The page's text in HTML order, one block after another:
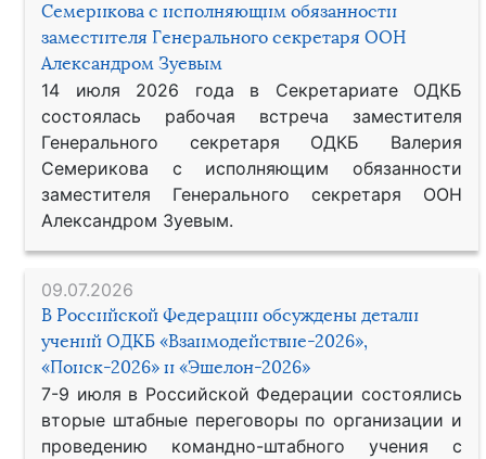
Семерикова с исполняющим обязанности
заместителя Генерального секретаря ООН
Александром Зуевым
14 июля 2026 года в Секретариате ОДКБ
состоялась рабочая встреча заместителя
Генерального секретаря ОДКБ Валерия
Семерикова с исполняющим обязанности
заместителя Генерального секретаря ООН
Александром Зуевым.
09.07.2026
В Российской Федерации обсуждены детали
учений ОДКБ «Взаимодействие-2026»,
«Поиск-2026» и «Эшелон-2026»
7-9 июля в Российской Федерации состоялись
вторые штабные переговоры по организации и
проведению командно-штабного учения с